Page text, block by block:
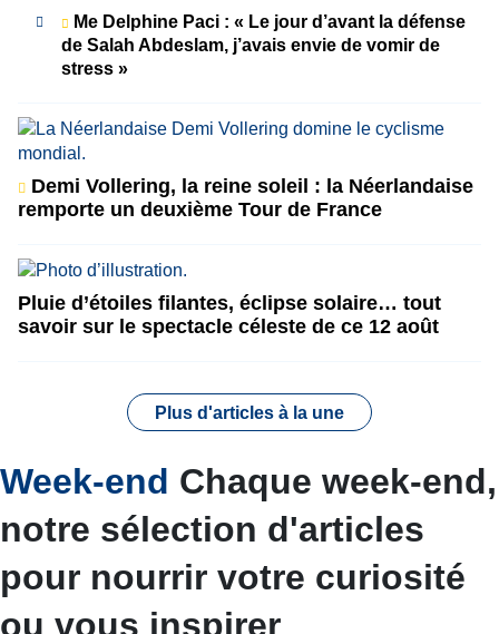
Me Delphine Paci : « Le jour d’avant la défense
de Salah Abdeslam, j’avais envie de vomir de
stress »
Demi Vollering, la reine soleil : la Néerlandaise
remporte un deuxième Tour de France
Pluie d’étoiles filantes, éclipse solaire… tout
savoir sur le spectacle céleste de ce 12 août
Plus d'articles à la une
Week-end Chaque week-end,
notre sélection d'articles
pour nourrir votre curiosité
ou vous inspirer